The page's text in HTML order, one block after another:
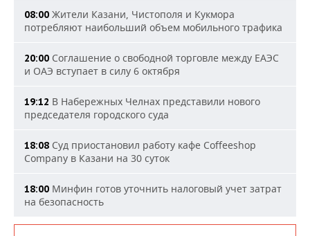
08:00 Жители Казани, Чистополя и Кукмора
потребляют наибольший объем мобильного трафика
20:00 Соглашение о свободной торговле между ЕАЭС
и ОАЭ вступает в силу 6 октября
19:12 В Набережных Челнах представили нового
председателя городского суда
18:08 Суд приостановил работу кафе Coffeeshop
Company в Казани на 30 суток
18:00 Минфин готов уточнить налоговый учет затрат
на безопасность